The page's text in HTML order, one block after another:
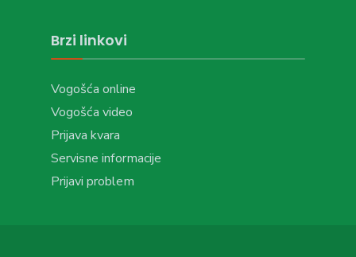
Brzi linkovi
Vogošća online
Vogošća video
Prijava kvara
Servisne informacije
Prijavi problem